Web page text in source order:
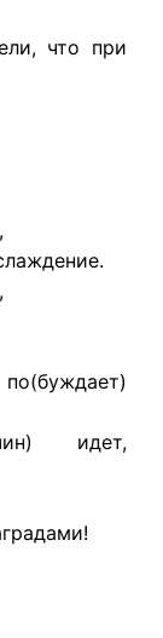
что при
идет,